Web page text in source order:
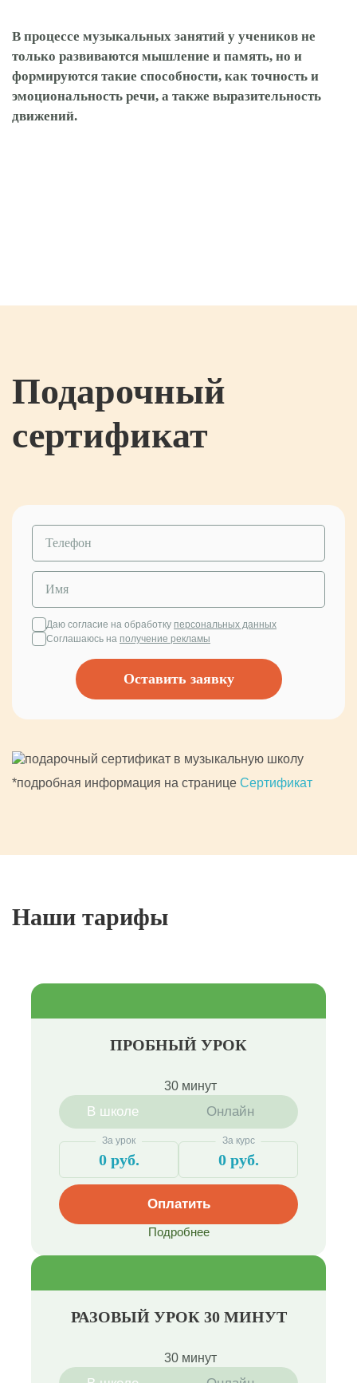
В процессе музыкальных занятий у учеников не
только развиваются мышление и память, но и
формируются такие способности, как точность и
эмоциональность речи, а также выразительность
движений.
Подарочный
сертификат
Даю согласие на обработку персональных данных
Соглашаюсь на получение рекламы
Оставить заявку
*подробная информация на странице Сертификат
Наши тарифы
ПРОБНЫЙ УРОК
30 минут
В школе Онлайн
За урок
0 руб.
За курс
0 руб.
Оплатить
Подробнее
РАЗОВЫЙ УРОК 30 МИНУТ
30 минут